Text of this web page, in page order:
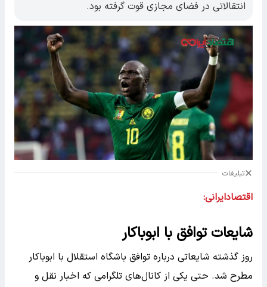
انتقالاتی در فضای مجازی قوت گرفته بود.
تبلیغات
اقتصادایرانی:
شایعات توافق با ابوباکار
روز گذشته شایعاتی درباره توافق باشگاه استقلال با ابوباکار
مطرح شد. حتی یکی از کانال‌های تلگرامی که اخبار نقل و